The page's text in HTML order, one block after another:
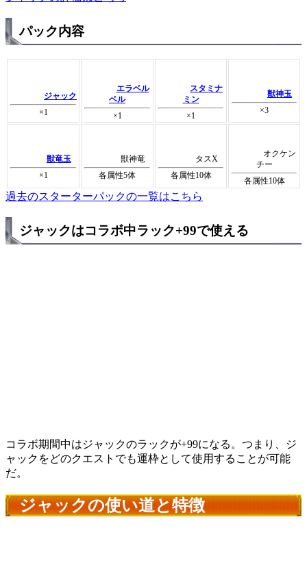
パック内容
ジャック
×1
エラベル
ベル
×1
スタミナ
ミン
×1
獣神玉
×3
獣竜玉
×1
獣神竜
各属性5体
タスX
各属性10体
オクケン
チー
各属性10体
過去のスターターパックの一覧はこちら
ジャックはコラボ中ラック+99で使える
コラボ期間中はジャックのラックが+99になる。つまり、ジ
ャックをどのクエストでも運枠として使用することが可能
だ。
ジャックの使い道と特徴